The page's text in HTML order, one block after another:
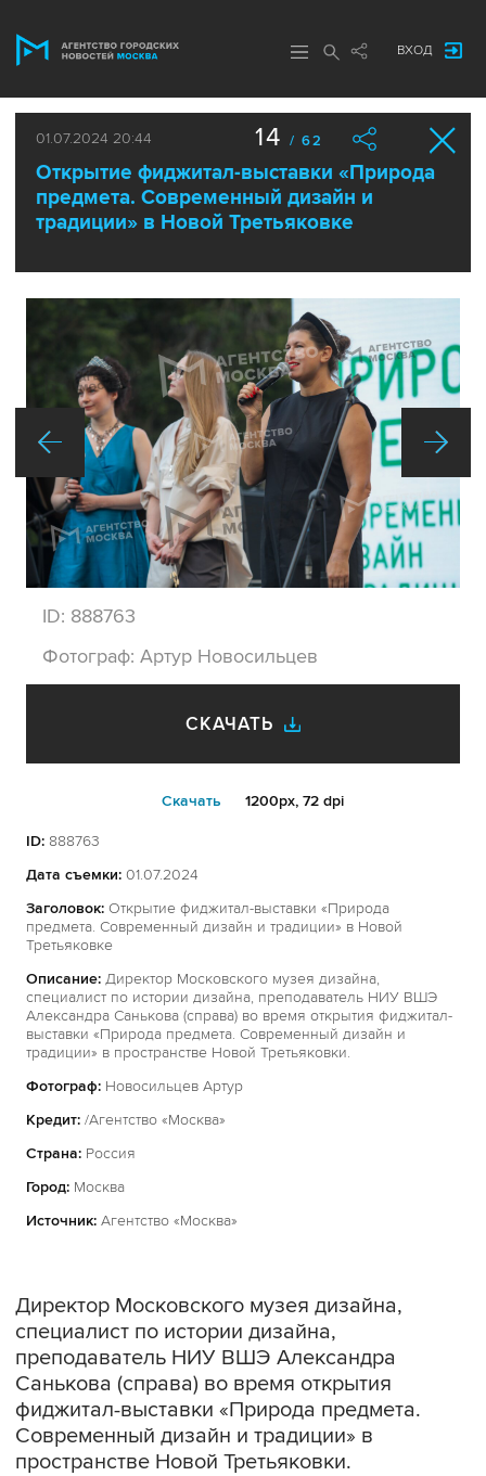
ВХОД
01.07.2024 20:44
Открытие фиджитал-выставки «Природа
предмета. Современный дизайн и
традиции» в Новой Третьяковке
14 / 62
ID: 888763
Фотограф: Артур Новосильцев
СКАЧАТЬ
Cкачать 1200px, 72 dpi
ID: 888763
Дата съемки: 01.07.2024
Заголовок: Открытие фиджитал-выставки «Природа
предмета. Современный дизайн и традиции» в Новой
Третьяковке
Описание: Директор Московского музея дизайна,
специалист по истории дизайна, преподаватель НИУ ВШЭ
Александра Санькова (справа) во время открытия фиджитал-
выставки «Природа предмета. Современный дизайн и
традиции» в пространстве Новой Третьяковки.
Фотограф: Новосильцев Артур
Кредит: /Агентство «Москва»
Страна: Россия
Город: Москва
Источник: Агентство «Москва»
Директор Московского музея дизайна,
специалист по истории дизайна,
преподаватель НИУ ВШЭ Александра
Санькова (справа) во время открытия
фиджитал-выставки «Природа предмета.
Современный дизайн и традиции» в
пространстве Новой Третьяковки.